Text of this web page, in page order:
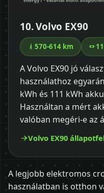
10. Volvo EX90
570-614 km
A Volvo EX90 jó
használathoz
kWh és 111 kWh
Használtan a mért
valóban megéri-e az
Volvo EX90
A legjobb elektromos
használatban is otthon